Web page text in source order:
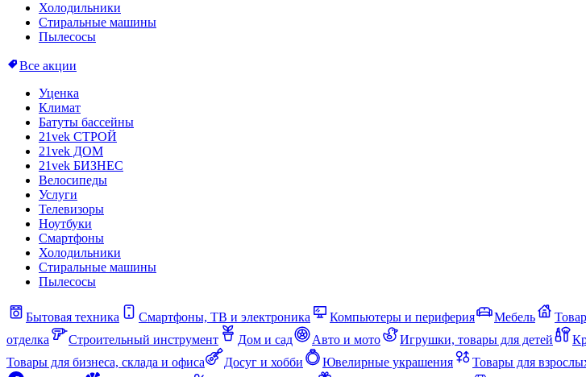
Холодильники
Стиральные машины
Пылесосы
Все акции
Уценка
Климат
Батуты бассейны
21vek СТРОЙ
21vek ДОМ
21vek БИЗНЕС
Велосипеды
Услуги
Телевизоры
Ноутбуки
Смартфоны
Холодильники
Стиральные машины
Пылесосы
Бытовая техника Смартфоны, ТВ и электроника Компьютеры и периферия Мебель
отделка
Строительный инструмент Дом и сад Авто и мото Игрушки, товары для детей
Товары для бизнеса, склада и офиса
Досуг и хобби Ювелирные украшения Товары для